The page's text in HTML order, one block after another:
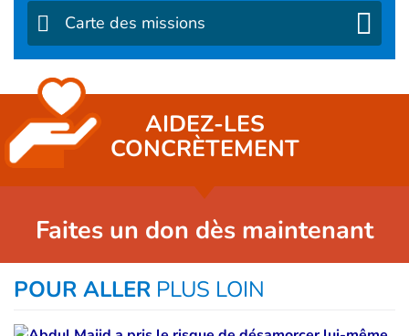
Carte des missions
AIDEZ-LES
CONCRÈTEMENT
Faites un don dès maintenant
POUR ALLER PLUS LOIN